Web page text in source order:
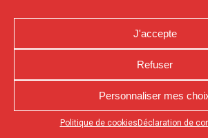
J'accepte
Refuser
Personnaliser mes
Politique de cookies Déclaration de
Appuyez sur le bouton partager en bas de votre